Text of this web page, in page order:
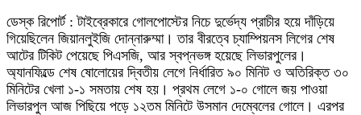
ডেস্ক রিপোর্ট : টাইব্রেকারে গোলপোস্টের নিচে দুর্ভেদ্য প্রাচীর হয়ে দাঁড়িয়ে
গিয়েছিলেন জিয়ানলুইজি দোন্নারুম্মা। তার বীরত্বে চ্যাম্পিয়নস লিগের শেষ
আটের টিকিট পেয়েছে পিএসজি, আর স্বপ্নভঙ্গ হয়েছে লিভারপুলের।
অ্যানফিল্ডে শেষ ষোলোয়ের দ্বিতীয় লেগে নির্ধারিত ৯০ মিনিট ও অতিরিক্ত ৩০
মিনিটের খেলা ১-১ সমতায় শেষ হয়। প্রথম লেগে ১-০ গোলে জয় পাওয়া
লিভারপুল আজ পিছিয়ে পড়ে ১২তম মিনিটে উসমান দেম্বেলের গোলে। এরপর